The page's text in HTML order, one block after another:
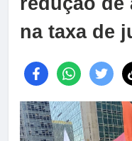
na taxa de